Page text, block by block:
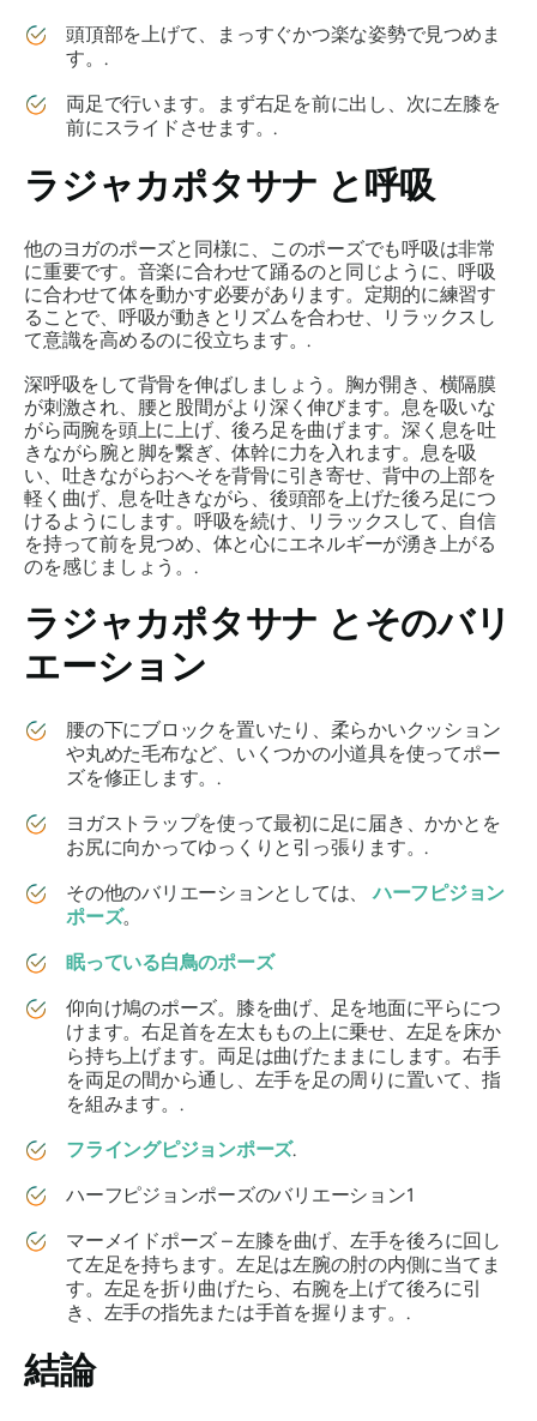
頭頂部を上げて、まっすぐかつ楽な姿勢で見つめま
す。.
両足で行います。まず右足を前に出し、次に左膝を
前にスライドさせます。.
ラジャカポタサナ と呼吸
他のヨガのポーズと同様に、このポーズでも呼吸は非常
に重要です。音楽に合わせて踊るのと同じように、呼吸
に合わせて体を動かす必要があります。定期的に練習す
ることで、呼吸が動きとリズムを合わせ、リラックスし
て意識を高めるのに役立ちます。.
深呼吸をして背骨を伸ばしましょう。胸が開き、横隔膜
が刺激され、腰と股間がより深く伸びます。息を吸いな
がら両腕を頭上に上げ、後ろ足を曲げます。深く息を吐
きながら腕と脚を繋ぎ、体幹に力を入れます。息を吸
い、吐きながらおへそを背骨に引き寄せ、背中の上部を
軽く曲げ、息を吐きながら、後頭部を上げた後ろ足につ
けるようにします。呼吸を続け、リラックスして、自信
を持って前を見つめ、体と心にエネルギーが湧き上がる
のを感じましょう。.
ラジャカポタサナ とそのバリ
エーション
腰の下にブロックを置いたり、柔らかいクッション
や丸めた毛布など、いくつかの小道具を使ってポー
ズを修正します。.
ヨガストラップを使って最初に足に届き、かかとを
お尻に向かってゆっくりと引っ張ります。.
その他のバリエーションとしては、ハーフピジョン
ポーズ。
眠っている白鳥のポーズ
仰向け鳩のポーズ。膝を曲げ、足を地面に平らにつ
けます。右足首を左太ももの上に乗せ、左足を床か
ら持ち上げます。両足は曲げたままにします。右手
を両足の間から通し、左手を足の周りに置いて、指
を組みます。.
フライングピジョンポーズ.
ハーフピジョンポーズのバリエーション1
マーメイドポーズ – 左膝を曲げ、左手を後ろに回し
て左足を持ちます。左足は左腕の肘の内側に当てま
す。左足を折り曲げたら、右腕を上げて後ろに引
き、左手の指先または手首を握ります。.
結論